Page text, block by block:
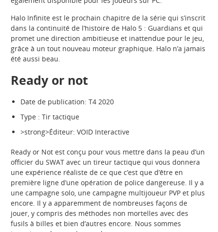
Halo Infinite est le prochain chapitre de la série qui s’inscrit
dans la continuité de l’histoire de Halo 5 : Guardians et qui
promet une direction ambitieuse et inattendue pour le jeu,
grâce à un tout nouveau moteur graphique. Halo n’a jamais
été aussi beau.
Ready or not
Date de publication: T4 2020
Type : Tir tactique
>strong>Éditeur: VOID Interactive
Ready or Not est conçu pour vous mettre dans la peau d’un
officier du SWAT avec un tireur tactique qui vous donnera
une expérience réaliste de ce que c’est que d’être en
première ligne d’une opération de police dangereuse. Il y a
une campagne solo, une campagne multijoueur PVP et plus
encore. Il y a apparemment de nombreuses façons de
jouer, y compris des méthodes non mortelles avec des
fusils à billes et bien d’autres encore. Nous sommes